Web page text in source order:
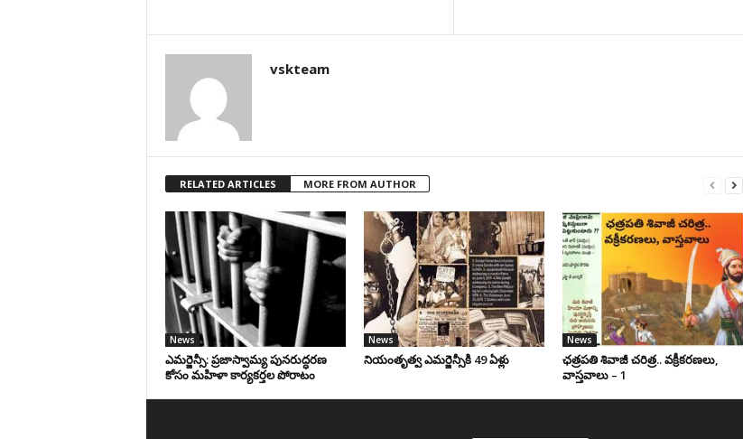
vskteam
RELATED ARTICLES MORE FROM AUTHOR
News
ఎమర్జెన్సీ: ప్రజాస్వామ్య పునరుద్ధరణ
కోసం మహిళా కార్యకర్తల పోరాటం
News
నియంతృత్వ ఎమర్జెన్సీకి 49 ఏళ్లు
News
ఛ‌త్ర‌ప‌తి శివాజీ చరిత్ర‌.. వ‌క్రీక‌ర‌ణ‌లు,
వాస్త‌వాలు – 1